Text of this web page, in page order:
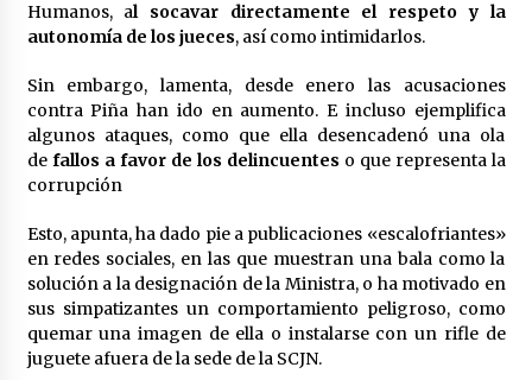
Zar antidrogas de EE.UU.: “vamos por los
políticos mexicanos que protegen al narco”
2 meses atrás
Trump anuncia acuerdo con Irán y el fin de
operaciones militares entre ambos países
Trump asegura que barcos cargados de
petróleo están empezando a salir de Ormuz
2 meses atrás
México libraría posible arancel de EE.UU. en
85% de sus exportaciones
Humanos, al socavar directamente el respeto y la
autonomía de los jueces, así como intimidarlos.
Sin embargo, lamenta, desde enero las acusaciones
contra Piña han ido en aumento. E incluso ejemplifica
algunos ataques, como que ella desencadenó una ola
de fallos a favor de los delincuentes o que representa la
corrupción
Esto, apunta, ha dado pie a publicaciones «escalofriantes»
en redes sociales, en las que muestran una bala como la
solución a la designación de la Ministra, o ha motivado en
sus simpatizantes un comportamiento peligroso, como
quemar una imagen de ella o instalarse con un rifle de
juguete afuera de la sede de la SCJN.